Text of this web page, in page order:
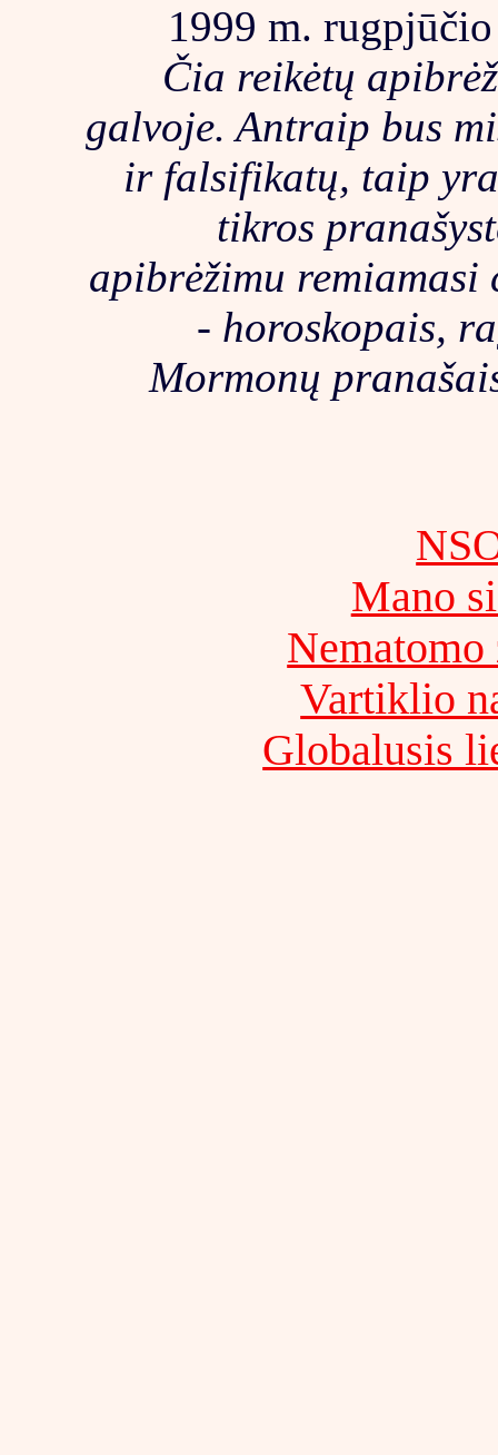
1999 m.
Čia reikėtų
galvoje. Antraip bus
ir falsifikatų, taip
tikros
apibrėžimu
- horoskopais,
Mormonų
Mano
Vartiklio
Globalusis